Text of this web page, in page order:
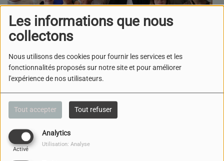
Les informations que nous
collectons
Nous utilisons des cookies pour fournir les services et les
fonctionnalités proposés sur notre site et pour améliorer
l'expérience de nos utilisateurs.
Tout accepter Tout refuser
Analytics
Activé
Utilisation: Analyse
collège Saint-Michel de Dijon a organisé un travail avec des
classes de quatrième.
Sous la responsabilité de Frédéric Gillot, professeur
documentaliste, Fanny Challemel du Rozier et Damien